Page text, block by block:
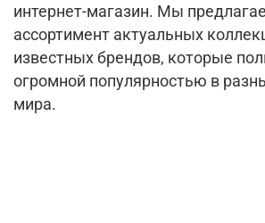
интернет-магазин. Мы
ассортимент актуальных
известных брендов, которые
огромной популярностью в
мира.